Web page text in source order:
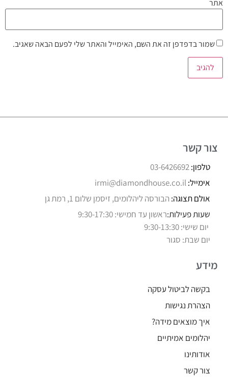
אתר
שמור בדפדפן זה את השם, האימייל והאתר שלי לפעם הבאה שאגיב.
צור קשר
טלפון:03-6426692
אימייל:irmi@diamondhouse.co.il
אולם תצוגה: הבורסה ליהלומים, זיסמן שלום 1, רמת גן
שעות פעילות:ראשון עד חמישי: 9:30-17:30
יום שישי: 9:30-13:30
יום שבת: סגור
מידע
בקשה לביטול עסקה
הצהרת נגישות
איך מוצאים מידה?
יהלומים אמיתיים
אודותינו
צור קשר